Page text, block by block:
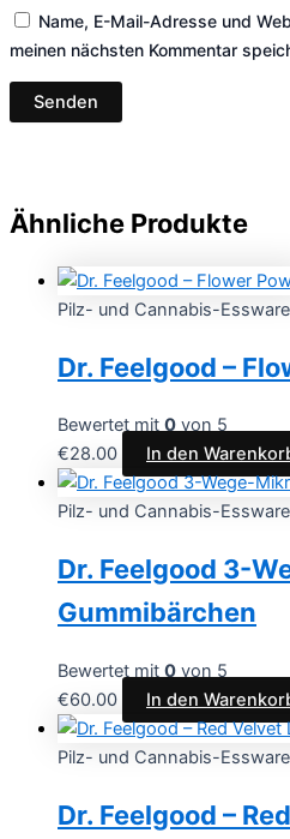
Name, E-Mail-Adresse und
meinen nächsten Kommentar
Ähnliche Produkte
Pilz- und Cannabis-
Dr. Feelgood –
Bewertet mit 0 von 5
€28.00 In den
Pilz- und Cannabis-
Dr. Feelgood 3-
Gummibärchen
Bewertet mit 0 von 5
€60.00 In den
Pilz- und Cannabis-
Dr. Feelgood –